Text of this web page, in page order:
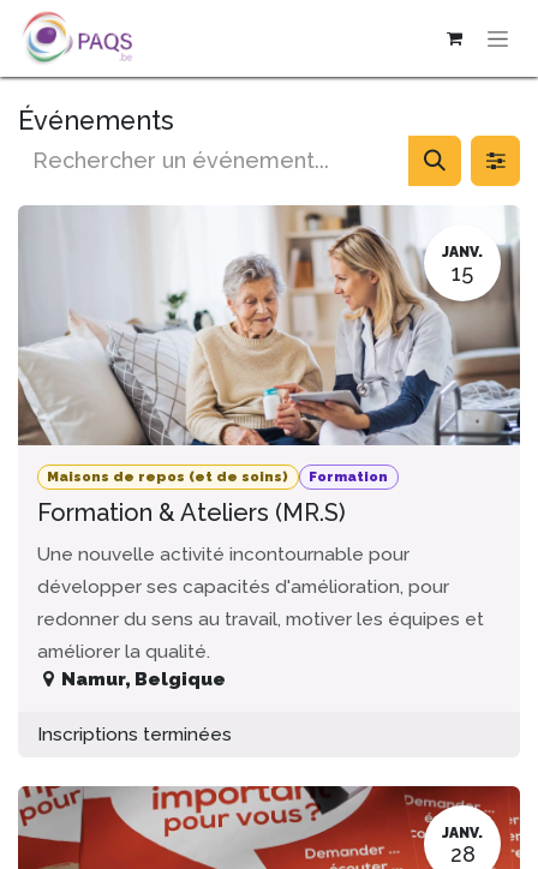
SE RENDRE AU CONTENU
Événements
JANV.
15
Maisons de repos (et de soins) Formation
Formation & Ateliers (MR.S)
Une nouvelle activité incontournable pour
développer ses capacités d'amélioration, pour
redonner du sens au travail, motiver les équipes et
améliorer la qualité.
Namur, Belgique
Inscriptions terminées
JANV.
28